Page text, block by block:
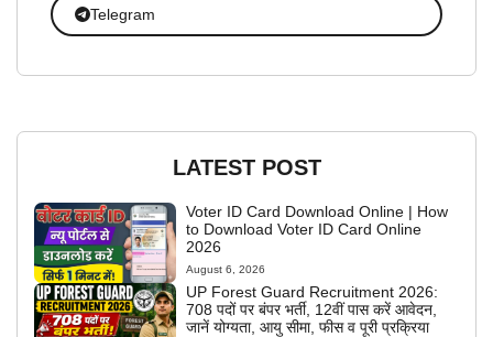
Telegram
LATEST POST
Voter ID Card Download Online | How
to Download Voter ID Card Online
2026
August 6, 2026
UP Forest Guard Recruitment 2026:
708 पदों पर बंपर भर्ती, 12वीं पास करें आवेदन,
जानें योग्यता, आयु सीमा, फीस व पूरी प्रक्रिया